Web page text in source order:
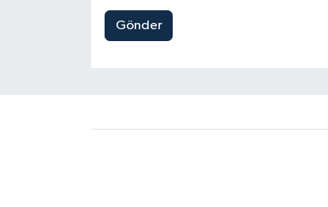
Gönder